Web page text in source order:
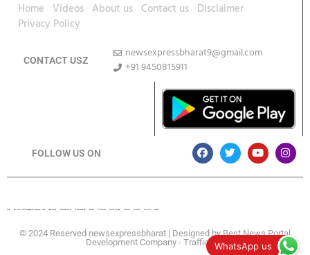
Home Videos About us Contact us Disclaimer
Privacy Policy
CONTACT USZ
newsexpressbharat9@gmail.com
+91 9450815911
FOLLOW US ON
© 2024 Reserved newsexpressbharat | Designed byBest News Portal
Development Company- Traffic TailWhatsApp us